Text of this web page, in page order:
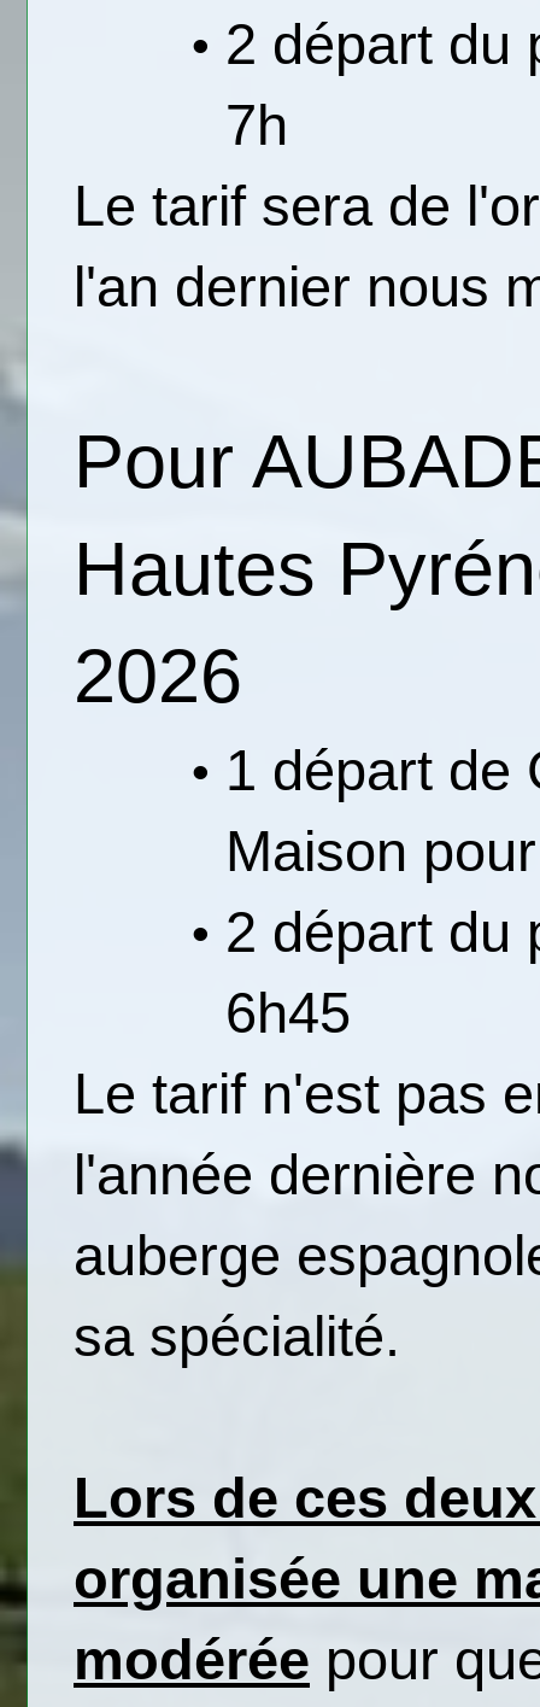
2 départ du
7h
Le tarif sera de
l'an dernier nous
Pour
Hautes
2026
1 départ de
Maison
2 départ du
6h45
Le tarif n'est pas
l'année dernière
auberge
sa spécialité.
Lors de ces
organisée une
modérée pour